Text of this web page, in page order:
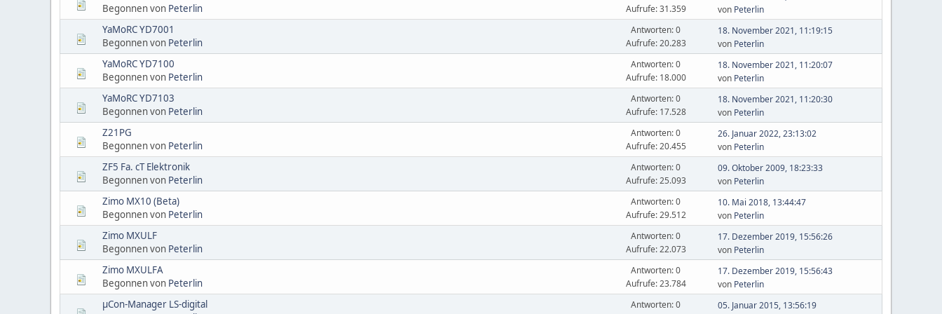
Begonnen von Peterlin
Aufrufe: 31.359
von Peterlin
YaMoRC YD7001
Begonnen von Peterlin
Antworten: 0
Aufrufe: 20.283
18. November 2021, 11:19:15
von Peterlin
YaMoRC YD7100
Begonnen von Peterlin
Antworten: 0
Aufrufe: 18.000
18. November 2021, 11:20:07
von Peterlin
YaMoRC YD7103
Begonnen von Peterlin
Antworten: 0
Aufrufe: 17.528
18. November 2021, 11:20:30
von Peterlin
Z21PG
Begonnen von Peterlin
Antworten: 0
Aufrufe: 20.455
26. Januar 2022, 23:13:02
von Peterlin
ZF5 Fa. cT Elektronik
Begonnen von Peterlin
Antworten: 0
Aufrufe: 25.093
09. Oktober 2009, 18:23:33
von Peterlin
Zimo MX10 (Beta)
Begonnen von Peterlin
Antworten: 0
Aufrufe: 29.512
10. Mai 2018, 13:44:47
von Peterlin
Zimo MXULF
Begonnen von Peterlin
Antworten: 0
Aufrufe: 22.073
17. Dezember 2019, 15:56:26
von Peterlin
Zimo MXULFA
Begonnen von Peterlin
Antworten: 0
Aufrufe: 23.784
17. Dezember 2019, 15:56:43
von Peterlin
µCon-Manager LS-digital
Antworten: 0
05. Januar 2015, 13:56:19